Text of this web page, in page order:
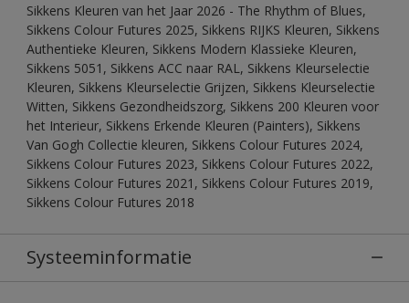
Sikkens Kleuren van het Jaar 2026 - The Rhythm of Blues,
Sikkens Colour Futures 2025, Sikkens RIJKS Kleuren, Sikkens
Authentieke Kleuren, Sikkens Modern Klassieke Kleuren,
Sikkens 5051, Sikkens ACC naar RAL, Sikkens Kleurselectie
Kleuren, Sikkens Kleurselectie Grijzen, Sikkens Kleurselectie
Witten, Sikkens Gezondheidszorg, Sikkens 200 Kleuren voor
het Interieur, Sikkens Erkende Kleuren (Painters), Sikkens
Van Gogh Collectie kleuren, Sikkens Colour Futures 2024,
Sikkens Colour Futures 2023, Sikkens Colour Futures 2022,
Sikkens Colour Futures 2021, Sikkens Colour Futures 2019,
Sikkens Colour Futures 2018
Systeeminformatie